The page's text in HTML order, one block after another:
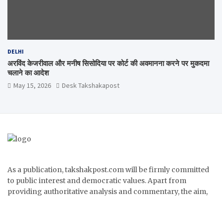
DELHI
अरविंद केजरीवाल और मनीष सिसोदिया पर कोर्ट की अवमानना करने पर मुकदमा
चलाने का आदेश
May 15, 2026 Desk Takshakapost
As a publication, takshakpost.com will be firmly committed
to public interest and democratic values. Apart from
providing authoritative analysis and commentary, the aim,